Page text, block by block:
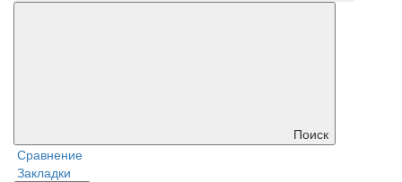
Поиск
Сравнение
Закладки